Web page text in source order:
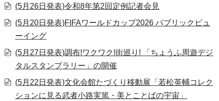
(5月26日発表)令和8年第2回定例記者会見
(5月20日発表)FIFAワールドカップ2026 パブリックビュ
ーイング
(5月27日発表)調布!ワクワク!街巡り! 「ちょうふ周遊デジ
タルスタンプラリー」の開催
(5月22日発表)文化会館たづくり移動展「若松英輔コレク
ションに見る武者小路実篤・美とことばの宇宙」